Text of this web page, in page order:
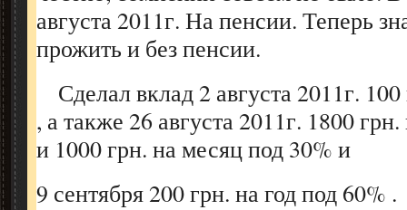
августа 2011г. На пенсии. Теперь
прожить и без пенсии.
Сделал вклад 2 августа 2011г.
, а также 26 августа 2011г. 1800
и 1000 грн. на месяц под 30% и
9 сентября 200 грн. на год под 60% .